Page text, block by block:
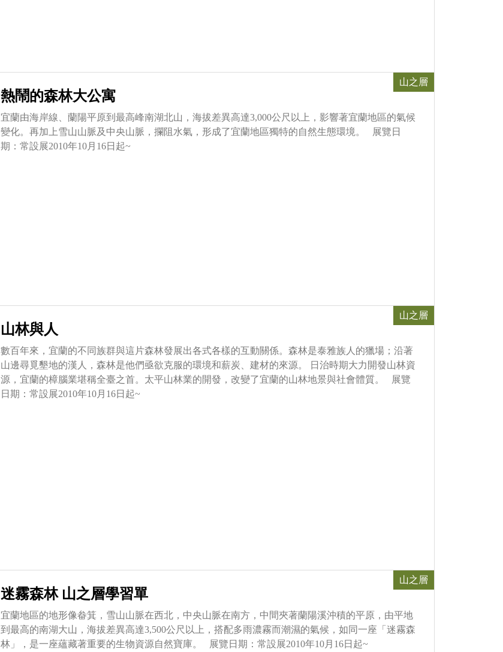
山之層
熱鬧的森林大公寓
宜蘭由海岸線、蘭陽平原到最高峰南湖北山，海拔差異高達3,000公尺以上，影響著宜蘭地區的氣候
變化。再加上雪山山脈及中央山脈，攔阻水氣，形成了宜蘭地區獨特的自然生態環境。 展覽日
期：常設展2010年10月16日起~
山之層
山林與人
數百年來，宜蘭的不同族群與這片森林發展出各式各樣的互動關係。森林是泰雅族人的獵場；沿著
山邊尋覓墾地的漢人，森林是他們亟欲克服的環境和薪炭、建材的來源。 日治時期大力開發山林資
源，宜蘭的樟腦業堪稱全臺之首。太平山林業的開發，改變了宜蘭的山林地景與社會體質。 展覽
日期：常設展2010年10月16日起~
山之層
迷霧森林 山之層學習單
宜蘭地區的地形像畚箕，雪山山脈在西北，中央山脈在南方，中間夾著蘭陽溪沖積的平原，由平地
到最高的南湖大山，海拔差異高達3,500公尺以上，搭配多雨濃霧而潮濕的氣候，如同一座「迷霧森
林」，是一座蘊藏著重要的生物資源自然寶庫。 展覽日期：常設展2010年10月16日起~